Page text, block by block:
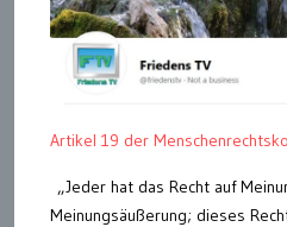
Artikel 19 der
„Jeder hat das Recht auf
Meinungsäußerung; dieses